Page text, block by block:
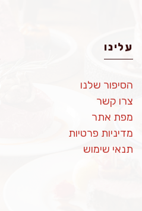
עלינו
הסיפור שלנו
צרו קשר
מפת אתר
מדיניות פרטיות
תנאי שימוש